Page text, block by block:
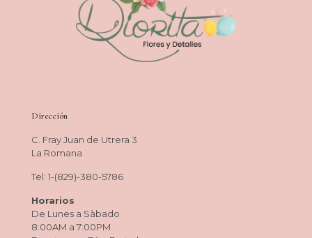
Dirección
C. Fray Juan de Utrera 3
La Romana
Tel: 1-(829)-380-5786
Horarios
De Lunes a Sàbado
8:00AM a 7:00PM